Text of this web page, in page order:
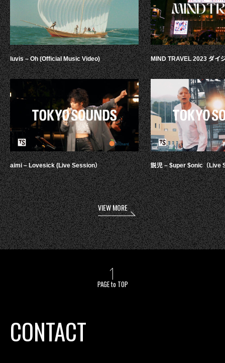
luvis – Oh (Official Music Video)
aimi – Lovesick (Live Session）
MIND TRAVEL 2023 ダイ
鋭児 – $uper $onic（Live
VIEW MORE
PAGE to TOP
CONTACT